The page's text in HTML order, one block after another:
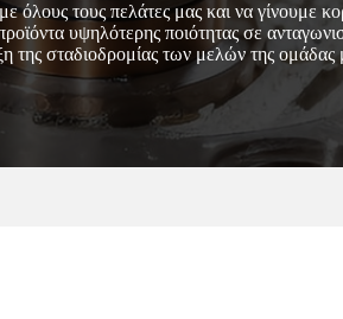
όλους τους πελάτες μας και να γίνουμε
υψηλότερης ποιότητας σε
της σταδιοδρομίας των μελών της ομάδας